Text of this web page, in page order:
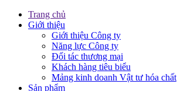
Trang chủ
Giới thiệu
Giới thiệu Công ty
Năng lực Công ty
Đối tác thương mại
Khách hàng tiêu biểu
Mảng kinh doanh Vật tư hóa chất
Sản phẩm